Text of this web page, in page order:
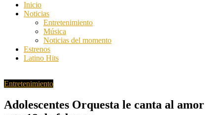
Inicio
Noticias
Entretenimiento
Música
Noticias del momento
Estrenos
Latino Hits
Entretenimiento
Adolescentes Orquesta le canta al amor